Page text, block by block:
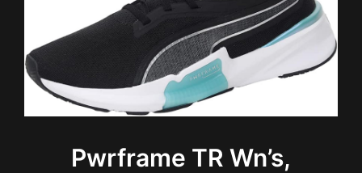
Pwrframe TR Wn’s,